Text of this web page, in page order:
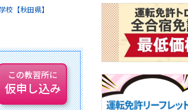
校【秋田県】
この教習所に
仮申し込み